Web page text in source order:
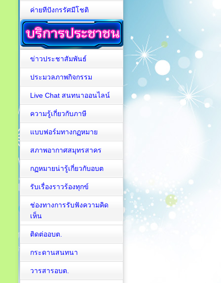
ค่ายทีปังกรรัศมีโชติ
ข่าวประชาสัมพันธ์
ประมวลภาพกิจกรรม
Live Chat สนทนาออนไลน์
ความรู้เกี่ยวกับภาษี
แบบฟอร์มทางกฏหมาย
สภาพอากาศสมุทรสาคร
กฏหมายน่ารู้เกี่ยวกับอบต
รับเรื่องราวร้องทุกข์
ช่องทางการรับฟังความคิด
เห็น
ติดต่ออบต.
กระดานสนทนา
วารสารอบต.